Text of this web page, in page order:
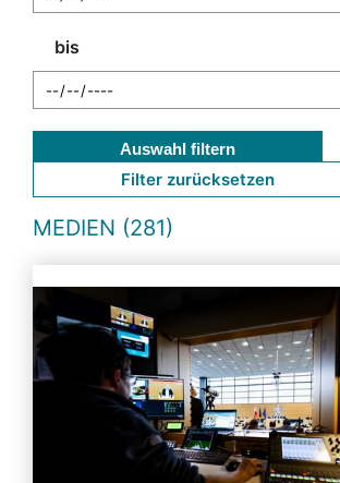
bis
Auswahl filtern
Filter zurücksetzen
MEDIEN (281)